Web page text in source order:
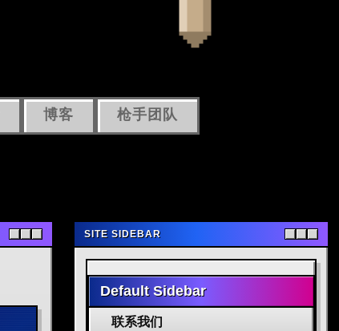
博客 枪手团队
SITE SIDEBAR
Default Sidebar
联系我们